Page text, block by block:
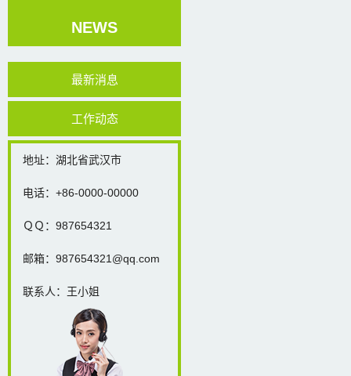
NEWS
最新消息
工作动态
地址：湖北省武汉市
电话：+86-0000-00000
ＱＱ：987654321
邮箱：987654321@qq.com
联系人：王小姐